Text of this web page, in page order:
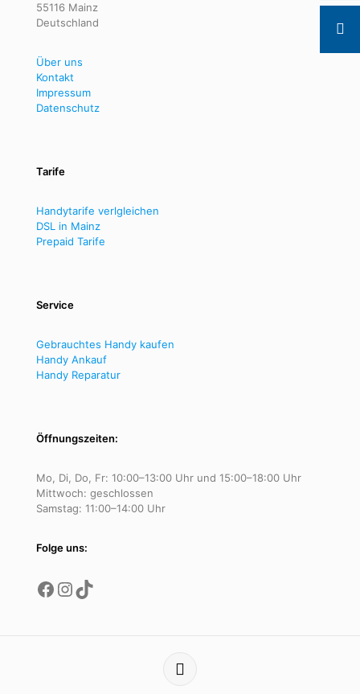
55116 Mainz
Deutschland
Über uns
Kontakt
Impressum
Datenschutz
Tarife
Handytarife verlgleichen
DSL in Mainz
Prepaid Tarife
Service
Gebrauchtes Handy kaufen
Handy Ankauf
Handy Reparatur
Öffnungszeiten:
Mo, Di, Do, Fr: 10:00–13:00 Uhr und 15:00–18:00 Uhr
Mittwoch: geschlossen
Samstag: 11:00–14:00 Uhr
Folge uns:
Facebook
Instagram
TikTok